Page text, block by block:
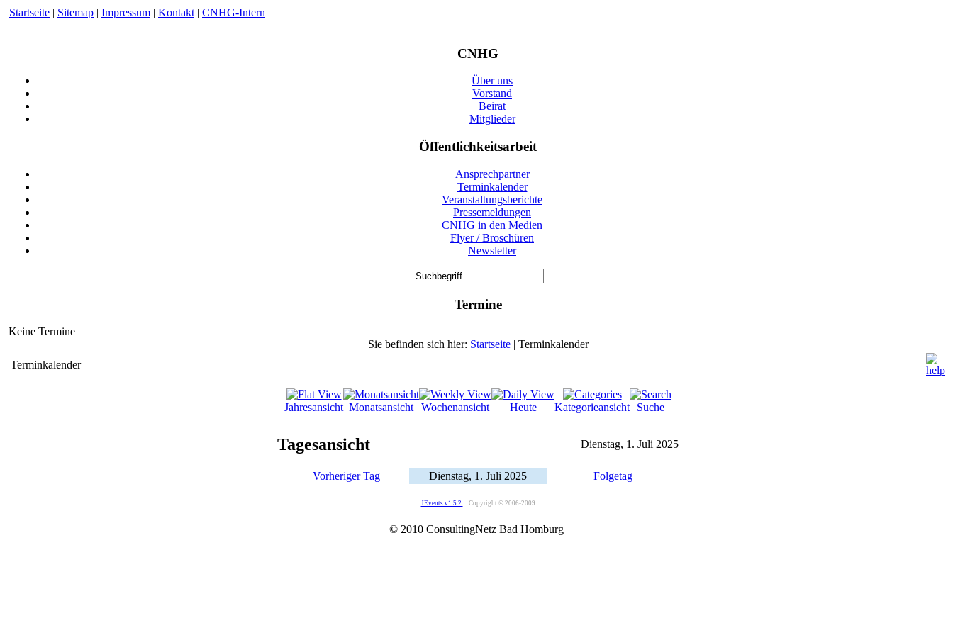
Startseite | Sitemap | Impressum | Kontakt | CNHG-Intern
CNHG
Über uns
Vorstand
Beirat
Mitglieder
Öffentlichkeitsarbeit
Ansprechpartner
Terminkalender
Veranstaltungsberichte
Pressemeldungen
CNHG in den Medien
Flyer / Broschüren
Newsletter
Termine
Keine Termine
Sie befinden sich hier: Startseite| Terminkalender
Terminkalender
Jahresansicht Monatsansicht Wochenansicht Heute Kategorieansicht Suche
Tagesansicht Dienstag, 1. Juli 2025
Vorheriger Tag Dienstag, 1. Juli 2025 Folgetag
JEvents v1.5.2 Copyright © 2006-2009
© 2010 ConsultingNetz Bad Homburg